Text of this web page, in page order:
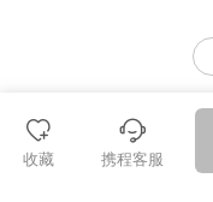
退款保障

收藏
󱪩
携程客服